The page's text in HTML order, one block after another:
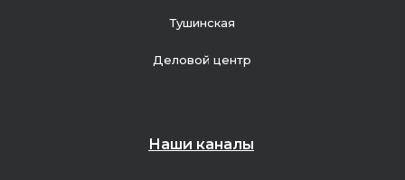
Тушинская
Деловой центр
Наши каналы